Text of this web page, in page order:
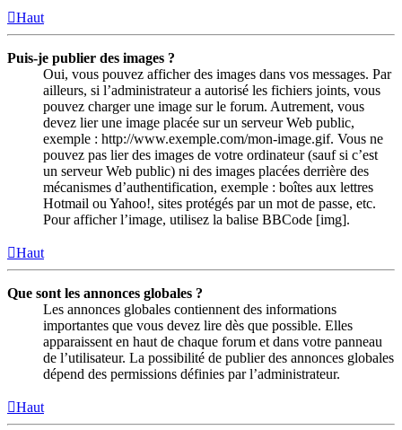
Haut
Puis-je publier des images ?
Oui, vous pouvez afficher des images dans vos messages. Par
ailleurs, si l’administrateur a autorisé les fichiers joints, vous
pouvez charger une image sur le forum. Autrement, vous
devez lier une image placée sur un serveur Web public,
exemple : http://www.exemple.com/mon-image.gif. Vous ne
pouvez pas lier des images de votre ordinateur (sauf si c’est
un serveur Web public) ni des images placées derrière des
mécanismes d’authentification, exemple : boîtes aux lettres
Hotmail ou Yahoo!, sites protégés par un mot de passe, etc.
Pour afficher l’image, utilisez la balise BBCode [img].
Haut
Que sont les annonces globales ?
Les annonces globales contiennent des informations
importantes que vous devez lire dès que possible. Elles
apparaissent en haut de chaque forum et dans votre panneau
de l’utilisateur. La possibilité de publier des annonces globales
dépend des permissions définies par l’administrateur.
Haut